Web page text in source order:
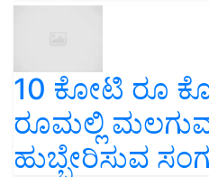
10 ಕೋಟಿ ರೂ
ರೂಮಲ್ಲಿ
ಹುಬ್ಬೇರಿಸುವ